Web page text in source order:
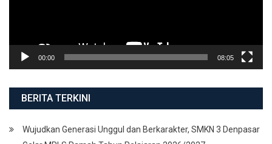
00:00 08:05
BERITA TERKINI
Wujudkan Generasi Unggul dan Berkarakter, SMKN 3 Denpasar